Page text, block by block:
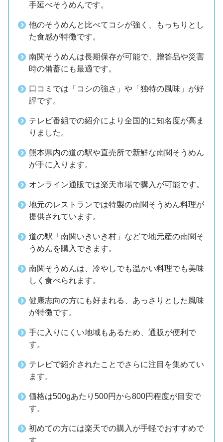
手延べそうめんです。
他のそうめんと比べてコシが強く、もっちりとし
た食感が特徴です。
南関そうめんは長期保存が可能で、贈答品や災害
時の備蓄にも最適です。
口コミでは「コシの強さ」や「独特の風味」が好
評です。
テレビ番組での紹介により全国的に知名度が高ま
りました。
熊本県内の道の駅や直売所で新鮮な南関そうめん
が手に入ります。
オンライン通販では楽天市場で購入が可能です。
地元のレストランでは特製の南関そうめん料理が
提供されています。
道の駅「南関いきいき村」などで地元産の南関そ
うめんを購入できます。
南関そうめんは、冷やしでも温かい料理でも美味
しく食べられます。
健康志向の方にも好まれる、あっさりとした風味
が特徴です。
手に入りにくい地域もあるため、通販が便利で
す。
テレビで紹介されたことでさらに注目を集めてい
ます。
価格は500gあたり500円から800円程度が目安で
す。
初めての方には楽天での購入が手軽でおすすめで
す。